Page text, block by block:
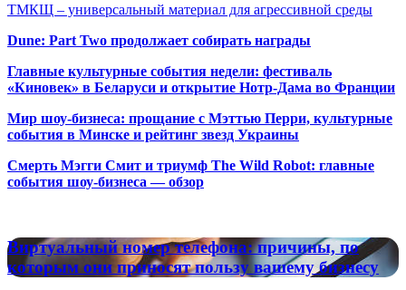
ТМКЩ – универсальный материал для агрессивной среды
Dune: Part Two продолжает собирать награды
Главные культурные события недели: фестиваль
«Киновек» в Беларуси и открытие Нотр-Дама во Франции
Мир шоу-бизнеса: прощание с Мэттью Перри, культурные
события в Минске и рейтинг звезд Украины
Смерть Мэгги Смит и триумф The Wild Robot: главные
события шоу-бизнеса — обзор
Виртуальный
номер
телефона:
Виртуальный номер телефона: причины, по
которым они приносят пользу вашему бизнесу